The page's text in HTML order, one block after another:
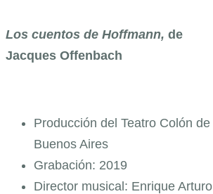
Los cuentos de Hoffmann, de
Jacques Offenbach
Producción del Teatro Colón de
Buenos Aires
Grabación: 2019
Director musical: Enrique Arturo